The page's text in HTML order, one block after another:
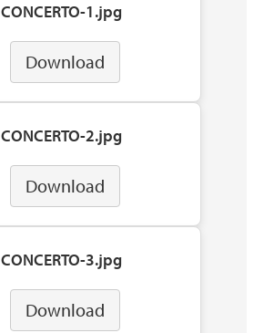
CONCERTO-1.jpg
Download
CONCERTO-2.jpg
Download
CONCERTO-3.jpg
Download